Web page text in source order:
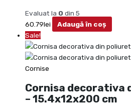
Evaluat la 0 din 5
60.79lei
Adaugă în coș
Sale!
Cornise
Cornisa decorativa
– 15.4x12x200 cm